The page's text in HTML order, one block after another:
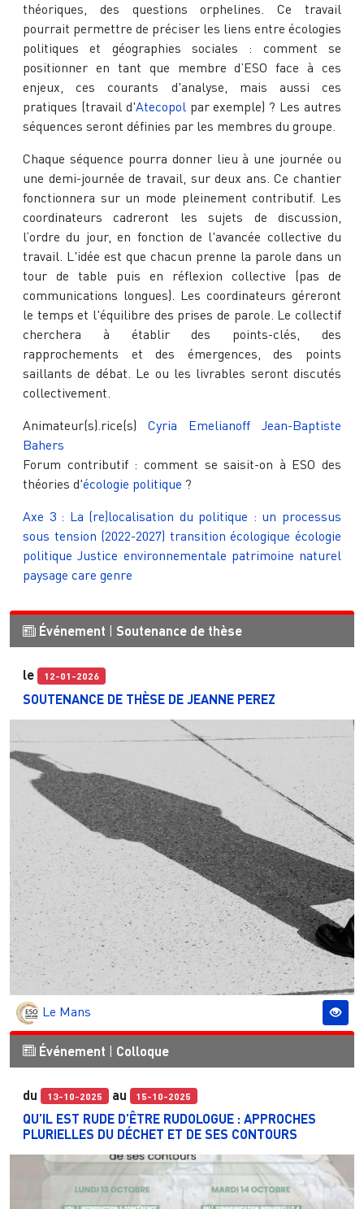
théoriques, des questions orphelines. Ce travail
pourrait permettre de préciser les liens entre écologies
politiques et géographies sociales : comment se
positionner en tant que membre d’ESO face à ces
enjeux, ces courants d'analyse, mais aussi ces
pratiques (travail d'Atecopolpar exemple) ? Les autres
séquences seront définies par les membres du groupe.
Chaque séquence pourra donner lieu à une journée ou
une demi-journée de travail, sur deux ans. Ce chantier
fonctionnera sur un mode pleinement contributif. Les
coordinateurs cadreront les sujets de discussion,
l’ordre du jour, en fonction de l'avancée collective du
travail. L'idée est que chacun prenne la parole dans un
tour de table puis en réflexion collective (pas de
communications longues). Les coordinateurs géreront
le temps et l'équilibre des prises de parole. Le collectif
cherchera à établir des points-clés, des
rapprochements et des émergences, des points
saillants de débat. Le ou les livrables seront discutés
collectivement.
Animateur(s).rice(s)
Cyria Emelianoff
Jean-Baptiste
Bahers
Forum contributif : comment se saisit-on à ESO des
théories d'écologie politique ?
Axe 3 : La (re)localisation du politique : un processus
sous tension (2022-2027) transition écologique écologie
politique Justice environnementale patrimoine naturel
paysage care genre
Événement Soutenance de thèse
le 12-01-2026
SOUTENANCE DE THÈSE DE JEANNE PEREZ
Le Mans
Événement | Colloque
du 13-10-2025 au 15-10-2025
QU’IL EST RUDE D’ÊTRE RUDOLOGUE : APPROCHES
PLURIELLES DU DÉCHET ET DE SES CONTOURS